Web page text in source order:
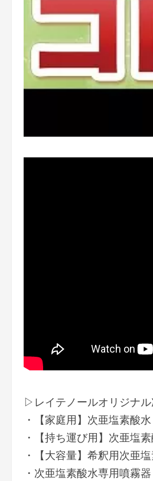
▷レイテノールオリジナル
・【家庭用】次亜塩素酸
・【持ち運び用】次亜塩
・【大容量】希釈用次亜
・次亜塩素酸水専用噴霧器